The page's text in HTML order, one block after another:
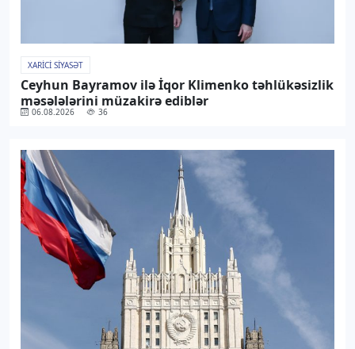
XARICI SIYASƏT
Ceyhun Bayramov ilə İqor Klimenko təhlükəsizlik
məsələlərini müzakirə ediblər
06.08.2026 36